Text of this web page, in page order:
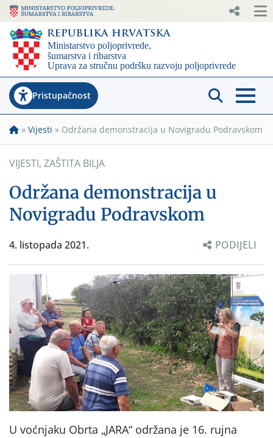
Pristupačnost
» Vijesti » Održana demonstracija u Novigradu Podravskom
VIJESTI, ZAŠTITA BILJA
Održana demonstracija u
Novigradu Podravskom
4. listopada 2021. PODIJELI
U voćnjaku Obrta „JARA“ održana je 16. rujna